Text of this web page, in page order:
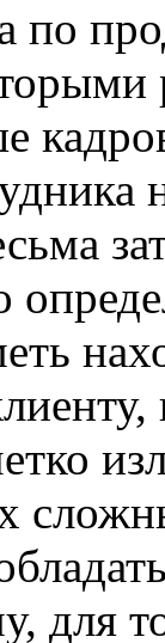
для